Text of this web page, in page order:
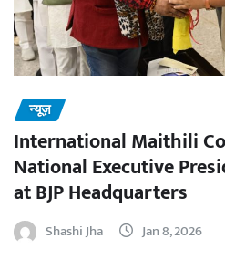
न्यूज़
International Maithili
National Executive
at BJP Headquarters
Shashi Jha Jan 8, 2026